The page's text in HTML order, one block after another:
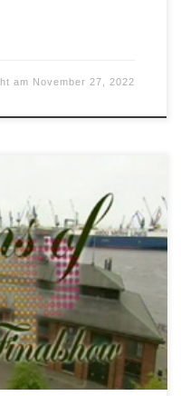
am November 27, 2022